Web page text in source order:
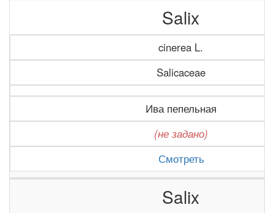
Salix
cinerea L.
Salicaceae
Ива пепельная
(не задано)
Смотреть
Salix